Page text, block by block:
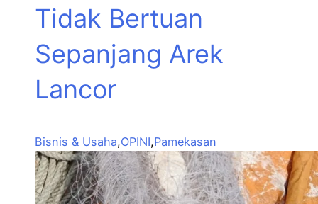
Tidak Bertuan
Sepanjang Arek
Lancor
Bisnis & Usaha,OPINI,Pamekasan